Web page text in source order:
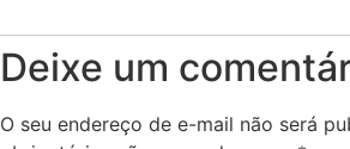
Deixe um
O seu endereço de e-mail não será